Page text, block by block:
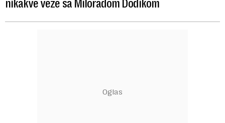
nikakve veze sa Miloradom Dodikom